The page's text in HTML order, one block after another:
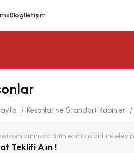
Blogİletişim
Kesonlar ve Standart Kabinler
ürünlerimizi canlı inceleyip
Teklifi Alın !